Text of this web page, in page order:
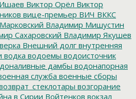
Виктор Орёл Виктор
вице-премьер ВИЧ ВККС
Владимир Мишустин
Сахаровский Владимир Якушев
Внешний долг внутренняя
водка водоемы водоисточник
дамбы водонапорная
служба военные сборы
возгорание
в Сирии Войтенков вокзал